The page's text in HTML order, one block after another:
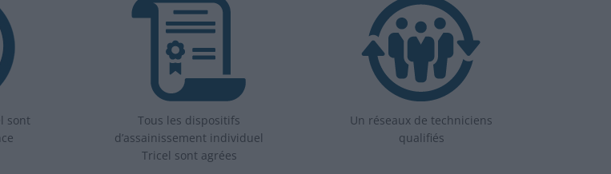
sont
Tous les dispositifs
d’assainissement individuel
Tricel sont agrées
Un réseaux de techniciens
qualifiés